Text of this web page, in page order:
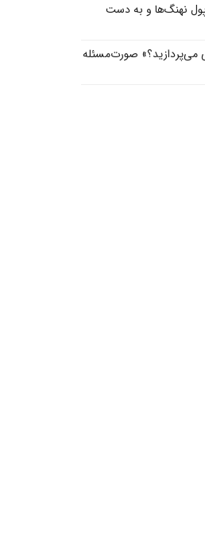
پول‌ نهنگ‌ها و به دست
می‌پردازید؟» صورت‌مسئله